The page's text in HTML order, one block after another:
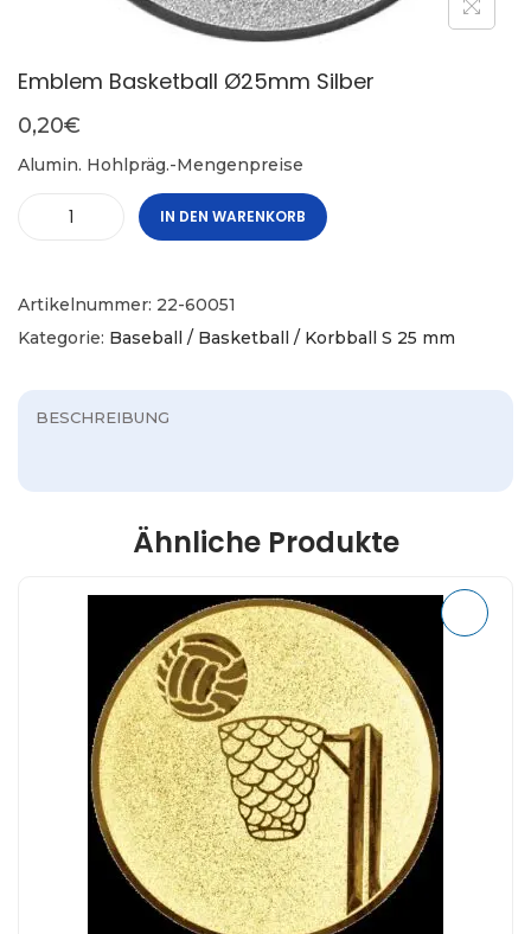
Emblem Basketball Ø25mm Silber
0,20€
Alumin. Hohlpräg.-Mengenpreise
IN DEN WARENKORB
Artikelnummer: 22-60051
Kategorie: Baseball / Basketball / Korbball S 25 mm
BESCHREIBUNG
Ähnliche Produkte